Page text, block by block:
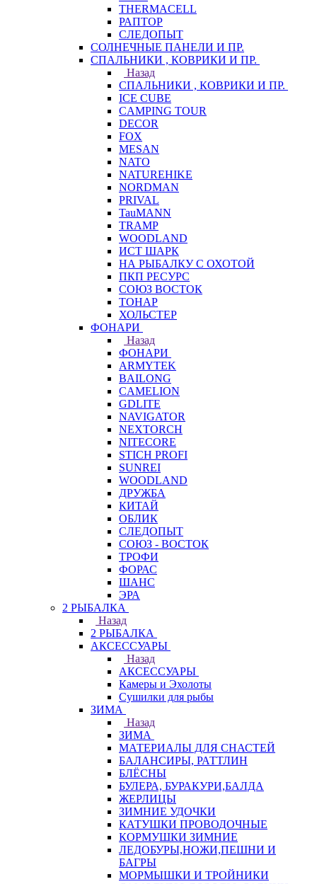
THERMACELL
РАПТОР
СЛЕДОПЫТ
СОЛНЕЧНЫЕ ПАНЕЛИ И ПР.
СПАЛЬНИКИ , КОВРИКИ И ПР.
Назад
СПАЛЬНИКИ , КОВРИКИ И ПР.
ICE CUBE
CAMPING TOUR
DECOR
FOX
MESAN
NATO
NATUREHIKE
NORDMAN
PRIVAL
TauMANN
TRAMP
WOODLAND
ИСТ ШАРК
НА РЫБАЛКУ С ОХОТОЙ
ПКП РЕСУРС
СОЮЗ ВОСТОК
ТОНАР
ХОЛЬСТЕР
ФОНАРИ
Назад
ФОНАРИ
ARMYTEK
BAILONG
CAMELION
GDLITE
NAVIGATOR
NEXTORCH
NITECORE
STICH PROFI
SUNREI
WOODLAND
ДРУЖБА
КИТАЙ
ОБЛИК
СЛЕДОПЫТ
СОЮЗ - ВОСТОК
ТРОФИ
ФОРАС
ШАНС
ЭРА
2 РЫБАЛКА
Назад
2 РЫБАЛКА
АКСЕССУАРЫ
Назад
АКСЕССУАРЫ
Камеры и Эхолоты
Сушилки для рыбы
ЗИМА
Назад
ЗИМА
МАТЕРИАЛЫ ДЛЯ СНАСТЕЙ
БАЛАНСИРЫ, РАТТЛИН
БЛЁСНЫ
БУЛЕРА, БУРАКУРИ,БАЛДА
ЖЕРЛИЦЫ
ЗИМНИЕ УДОЧКИ
КАТУШКИ ПРОВОДОЧНЫЕ
КОРМУШКИ ЗИМНИЕ
ЛЕДОБУРЫ,НОЖИ,ПЕШНИ И
БАГРЫ
МОРМЫШКИ И ТРОЙНИКИ